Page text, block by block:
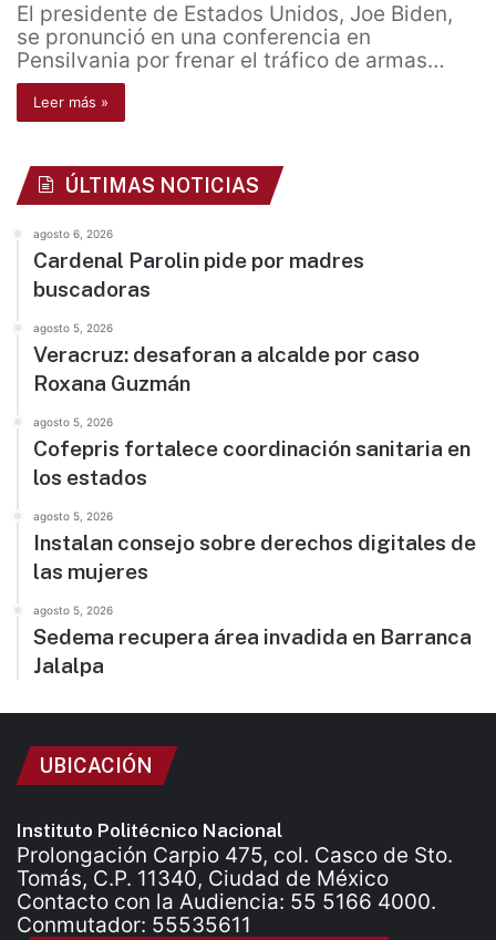
El presidente de Estados Unidos, Joe Biden,
se pronunció en una conferencia en
Pensilvania por frenar el tráfico de armas…
Leer más »
ÚLTIMAS NOTICIAS
agosto 6, 2026
Cardenal Parolin pide por madres
buscadoras
agosto 5, 2026
Veracruz: desaforan a alcalde por caso
Roxana Guzmán
agosto 5, 2026
Cofepris fortalece coordinación sanitaria en
los estados
agosto 5, 2026
Instalan consejo sobre derechos digitales de
las mujeres
agosto 5, 2026
Sedema recupera área invadida en Barranca
Jalalpa
UBICACIÓN
Instituto Politécnico Nacional
Prolongación Carpio 475, col. Casco de Sto.
Tomás, C.P. 11340, Ciudad de México
Contacto con la Audiencia: 55 5166 4000.
Conmutador: 55535611